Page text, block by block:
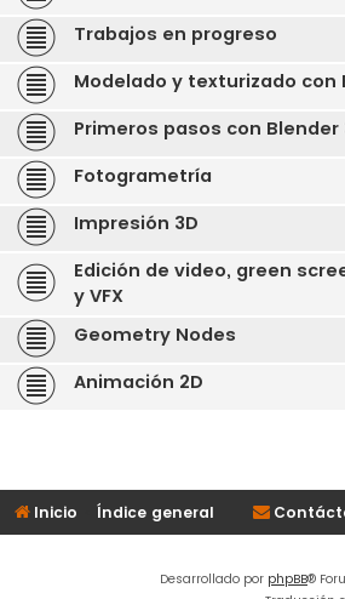
Trabajos en progreso
Modelado y texturizado con
Primeros pasos con Blender
Fotogrametría
Impresión 3D
Edición de video, green
y VFX
Geometry Nodes
Animación 2D
Inicio Índice general
Desarrollado por phpBB®